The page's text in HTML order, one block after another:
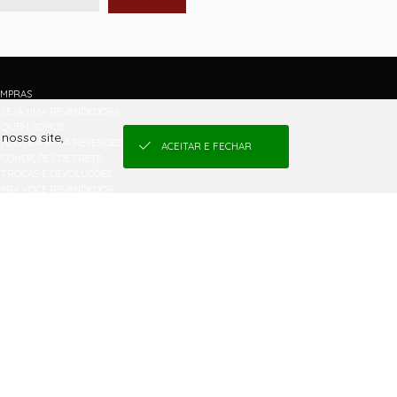
POLÍTICA PARA REVENDEDOR E COMO COMPRAR
site,
ACEITAR E FECHAR